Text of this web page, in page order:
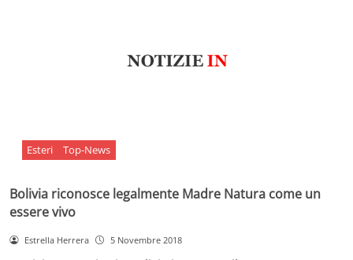
Esteri Top-News
Bolivia riconosce legalmente Madre Natura come un
essere vivo
Estrella Herrera 5 Novembre 2018